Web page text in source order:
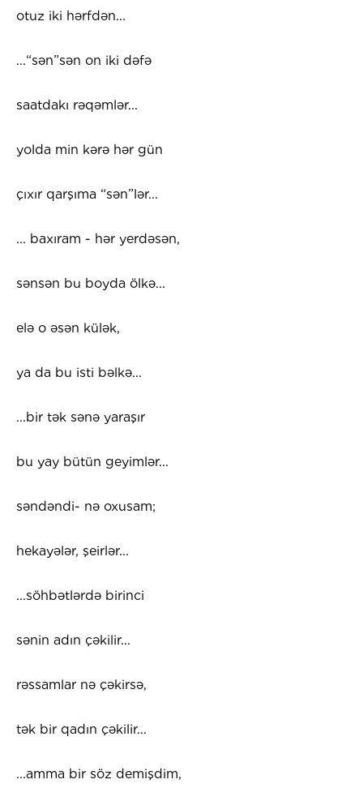
otuz iki hərfdən...
...“sən”sən on iki dəfə
saatdakı rəqəmlər...
yolda min kərə hər gün
çıxır qarşıma “sən”lər...
... baxıram - hər yerdəsən,
sənsən bu boyda ölkə...
elə o əsən külək,
ya da bu isti bəlkə...
...bir tək sənə yaraşır
bu yay bütün geyimlər...
səndəndi- nə oxusam;
hekayələr, şeirlər...
...söhbətlərdə birinci
sənin adın çəkilir...
rəssamlar nə çəkirsə,
tək bir qadın çəkilir...
...amma bir söz demişdim,